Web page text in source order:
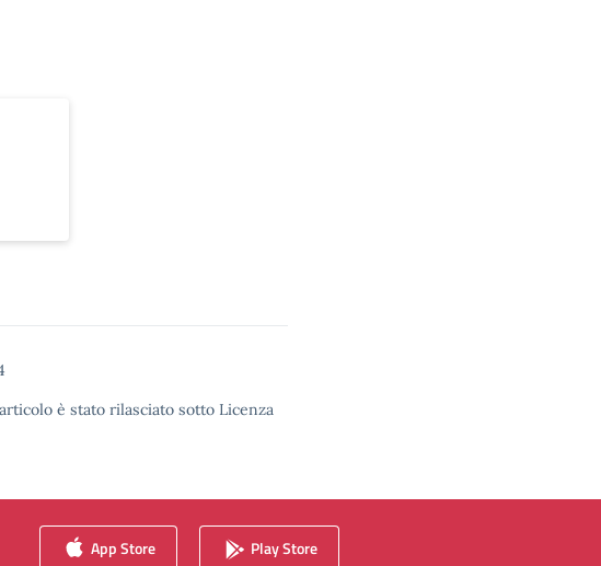
è stato rilasciato sotto Licenza
App Store Play Store